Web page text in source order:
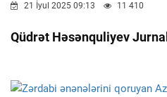
21 İyul 2025 09:13 11 410
Qüdrət Həsənquliyev